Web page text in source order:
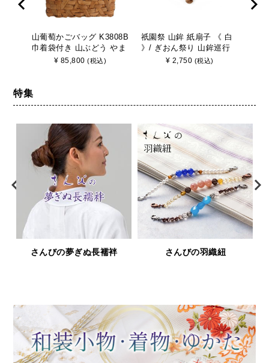
山葡萄かごバッグ K3808B
巾着袋付き 山ぶどう やま
ぶどう 手作り さんび
¥ 85,800 (税込)
祇園祭 山鉾 紙扇子 《 白
》/ ぎおん祭り 山鉾巡行
京都 さんび
¥ 2,750 (税込)
特集
さんびの羽織紐
鹿革と漆の財布＆小物「印傳